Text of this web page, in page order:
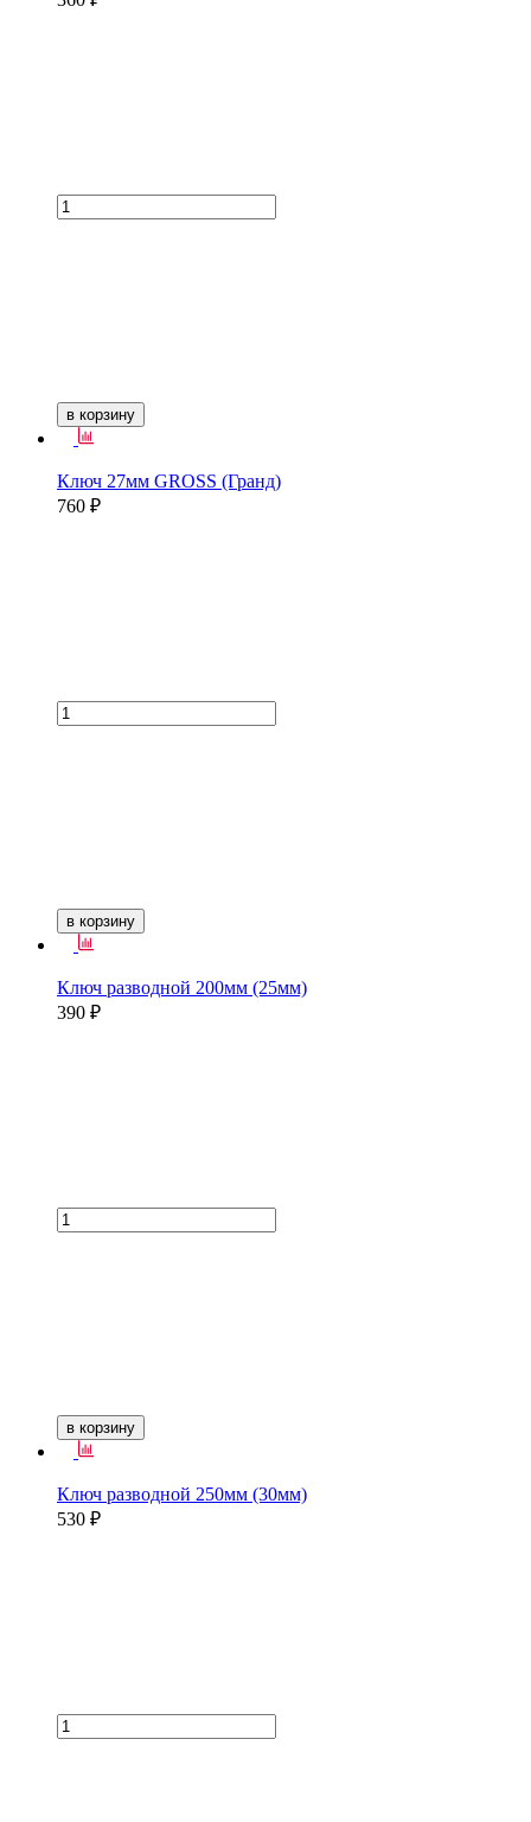
в корзину
Ключ 27мм GROSS (Гранд)
760 ₽
в корзину
Ключ разводной 200мм (25мм)
390 ₽
в корзину
Ключ разводной 250мм (30мм)
530 ₽